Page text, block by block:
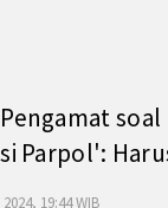
Parpol':
19:44 WIB